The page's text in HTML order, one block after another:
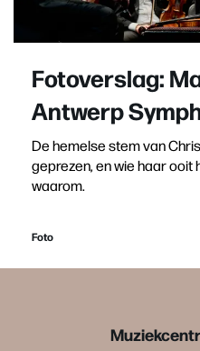
Fotoverslag:
Antwerp
De hemelse stem van
geprezen, en wie haar
waarom.
Foto